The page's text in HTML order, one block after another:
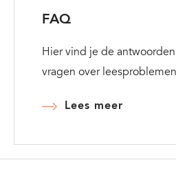
FAQ
Hier vind je de
vragen over
Lees meer